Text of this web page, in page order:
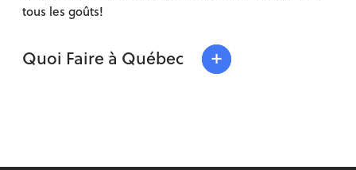
tous les goûts!
Quoi Faire à Québec +